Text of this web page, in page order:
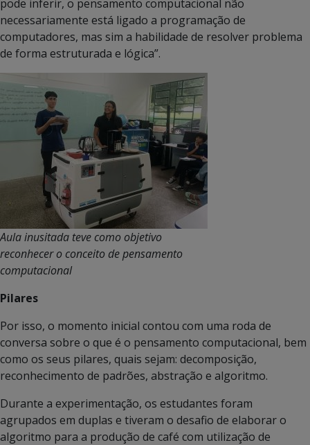
pode inferir, o pensamento computacional não
necessariamente está ligado a programação de
computadores, mas sim a habilidade de resolver problema
de forma estruturada e lógica”.
Aula inusitada teve como objetivo
reconhecer o conceito de pensamento
computacional
Pilares
Por isso, o momento inicial contou com uma roda de
conversa sobre o que é o pensamento computacional, bem
como os seus pilares, quais sejam: decomposição,
reconhecimento de padrões, abstração e algoritmo.
Durante a experimentação, os estudantes foram
agrupados em duplas e tiveram o desafio de elaborar o
algoritmo para a produção de café com utilização de